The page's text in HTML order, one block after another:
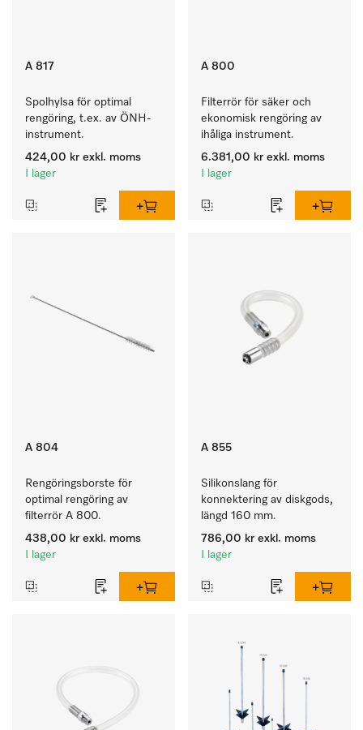
A 817
Spolhylsa för optimal
rengöring, t.ex. av ÖNH-
instrument.
424,00 kr exkl. moms
I lager
A 800
Filterrör för säker och
ekonomisk rengöring av
ihåliga instrument.
6.381,00 kr exkl. moms
I lager
A 804
Rengöringsborste för
optimal rengöring av
filterrör A 800.
438,00 kr exkl. moms
I lager
A 855
Silikonslang för
konnektering av diskgods,
längd 160 mm.
786,00 kr exkl. moms
I lager